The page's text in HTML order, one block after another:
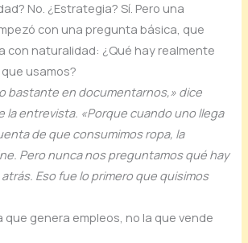
No. ¿Estrategia? Sí. Pero una
con una pregunta básica, que
con naturalidad: ¿Qué hay realmente
usamos?
bastante en documentarnos,» dice
la entrevista. «Porque cuando uno llega
de que consumimos ropa, la
Pero nunca nos preguntamos qué hay
Eso fue lo primero que quisimos
que genera empleos, no la que vende